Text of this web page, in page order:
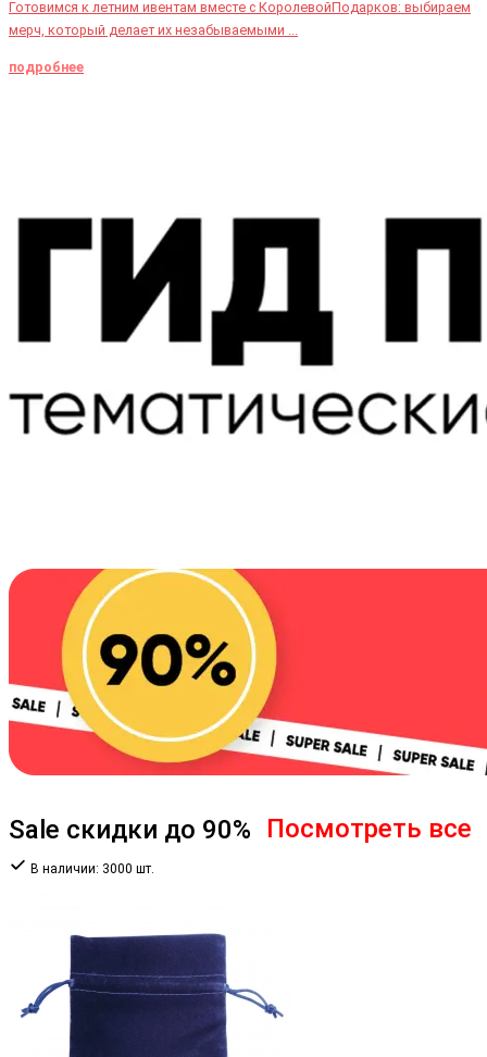
Готовимся к летним ивентам вместе с КоролевойПодарков: выбираем
мерч, который делает их незабываемыми ...
подробнее
Sale скидки до 90% Посмотреть все
В наличии: 3000 шт.